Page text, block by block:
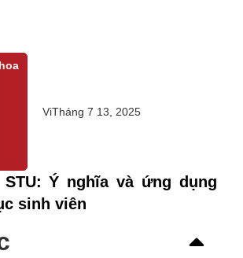
ViTháng 7 13, 2025
Ý nghĩa và ứng dụng
sinh viên